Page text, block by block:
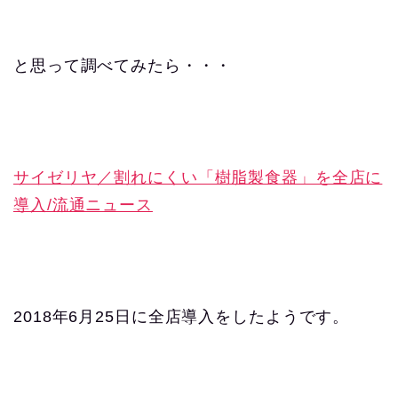
と思って調べてみたら・・・
サイゼリヤ／割れにくい「樹脂製食器」を全店に
導入/流通ニュース
2018年6月25日に全店導入をしたようです。